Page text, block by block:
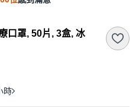
口罩, 50片, 3盒, 冰
時